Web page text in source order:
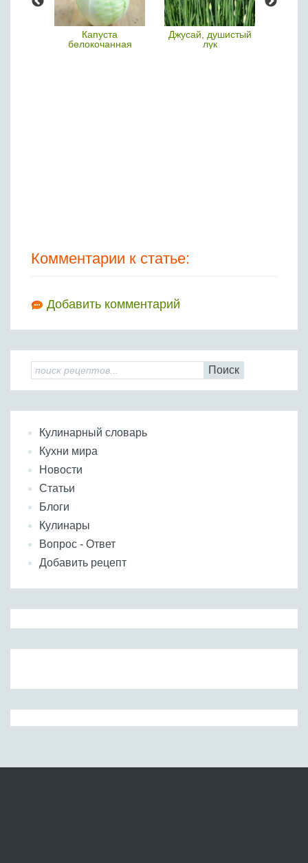
Капуста
белокочанная
Джусай, душистый
лук
Комментарии к статье:
Добавить комментарий
Поиск
Кулинарный словарь
Кухни мира
Новости
Статьи
Блоги
Кулинары
Вопрос - Ответ
Добавить рецепт